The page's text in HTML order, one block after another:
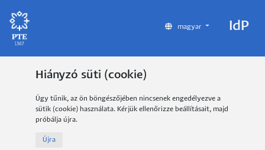
magyar IdP
Hiányzó süti (cookie)
Úgy tűnik, az ön böngészőjében nincsenek engedélyezve a
sütik (cookie) használata. Kérjük ellenőrizze beállításait, majd
próbálja újra.
Újra